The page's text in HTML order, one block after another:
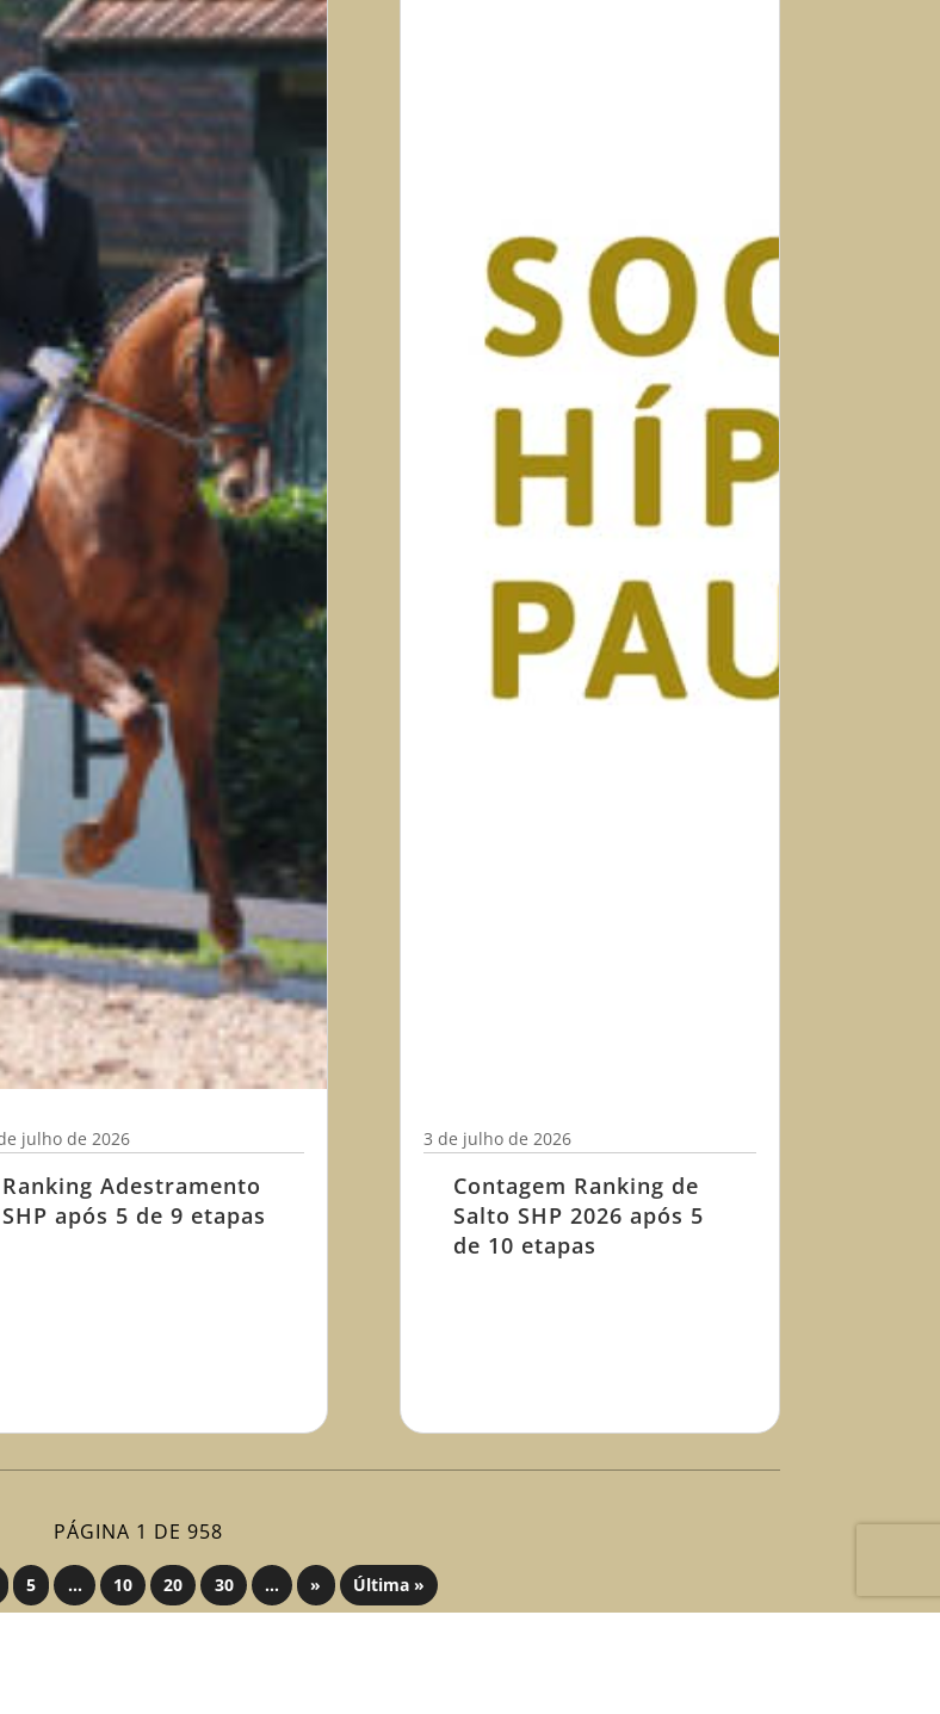
Ranking Adestramento
SHP após 5 de 9 etapas
julho de 2026
Contagem Ranking de
Salto SHP 2026 após 5
de 10 etapas
3 de julho de 2026
PÁGINA 1 DE 958
5 ... 10 20 30 ... » Última »